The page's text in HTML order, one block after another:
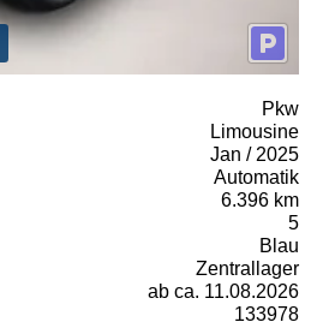
Pkw
Limousine
Jan / 2025
Automatik
6.396 km
5
Blau
Zentrallager
ab ca. 11.08.2026
133978